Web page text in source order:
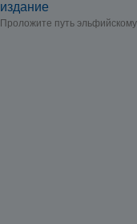
издание
Проложите путь